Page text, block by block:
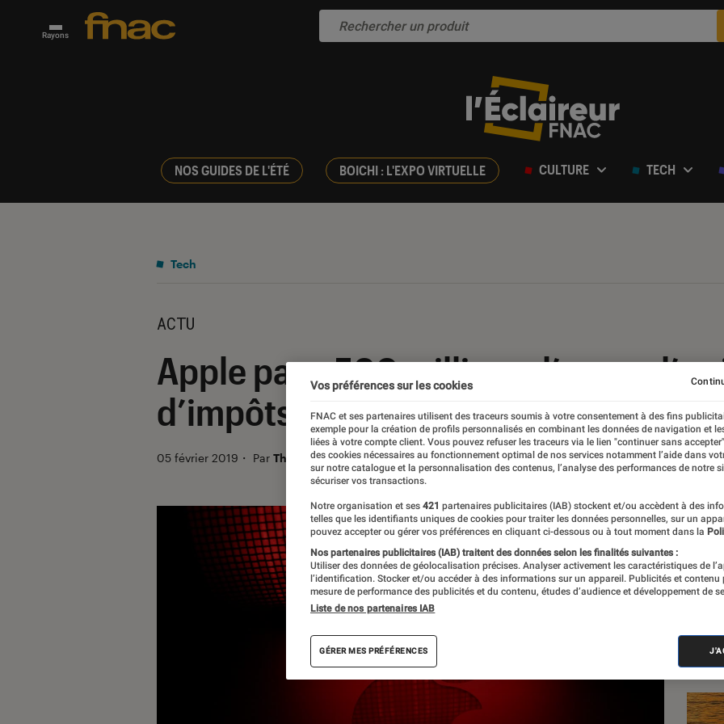
Rayons
NOS GUIDES DE L'ÉTÉ BOICHI : L'EXPO VIRTUELLE CULTURE TECH
Tech
ACTU
Apple paye 500 millions d’euros
d’impôts au fisc français
05 février 2019 ・ Par Thomas Estimbre
Vos préférences sur les cookies
FNAC et ses partenaires utilisent des traceurs soumis à votre consentement à des fins
exemple pour la création de profils personnalisés en combinant les données de navigation et
liées à votre compte client. Vous pouvez refuser les traceurs via le lien "continuer sans
des cookies nécessaires au fonctionnement optimal de nos services notamment l’aide dans
sur notre catalogue et la personnalisation des contenus, l’analyse des performances de notre
sécuriser vos transactions.
Notre organisation et ses 421 partenaires publicitaires (IAB) stockent et/ou accèdent à des
telles que les identifiants uniques de cookies pour traiter les données personnelles, sur un
pouvez accepter ou gérer vos préférences en cliquant ci-dessous ou à tout moment dans la
Nos partenaires publicitaires (IAB) traitent des données selon les finalités suivantes :
Utiliser des données de géolocalisation précises. Analyser activement les caractéristiques de
l’identification. Stocker et/ou accéder à des informations sur un appareil. Publicités et contenu
mesure de performance des publicités et du contenu, études d’audience et développement de
Liste de nos partenaires IAB
GÉRER MES PRÉFÉRENCES